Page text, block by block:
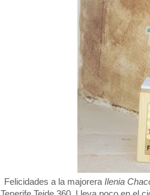
Felicidades a la majorera Ilenia